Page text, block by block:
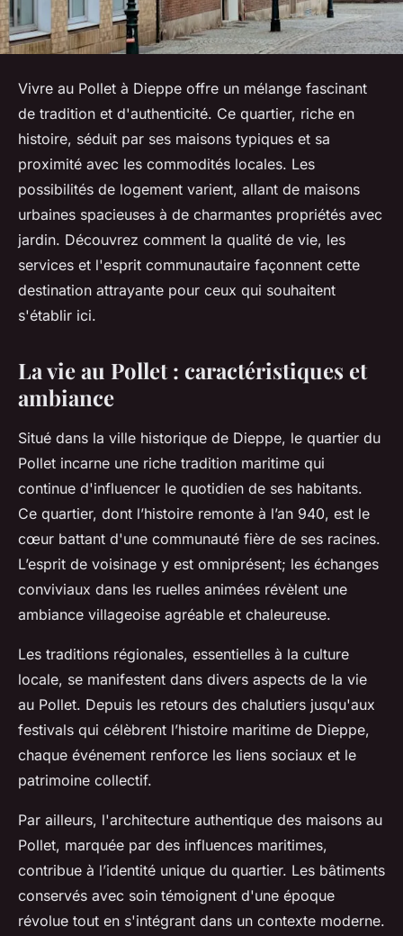
Vivre au Pollet à Dieppe offre un mélange fascinant
de tradition et d'authenticité. Ce quartier, riche en
histoire, séduit par ses maisons typiques et sa
proximité avec les commodités locales. Les
possibilités de logement varient, allant de maisons
urbaines spacieuses à de charmantes propriétés avec
jardin. Découvrez comment la qualité de vie, les
services et l'esprit communautaire façonnent cette
destination attrayante pour ceux qui souhaitent
s'établir ici.
La vie au Pollet : caractéristiques et
ambiance
Situé dans la ville historique de Dieppe, le quartier du
Pollet incarne une riche tradition maritime qui
continue d'influencer le quotidien de ses habitants.
Ce quartier, dont l’histoire remonte à l’an 940, est le
cœur battant d'une communauté fière de ses racines.
L’esprit de voisinage y est omniprésent; les échanges
conviviaux dans les ruelles animées révèlent une
ambiance villageoise agréable et chaleureuse.
Les traditions régionales, essentielles à la culture
locale, se manifestent dans divers aspects de la vie
au Pollet. Depuis les retours des chalutiers jusqu'aux
festivals qui célèbrent l’histoire maritime de Dieppe,
chaque événement renforce les liens sociaux et le
patrimoine collectif.
Par ailleurs, l'architecture authentique des maisons au
Pollet, marquée par des influences maritimes,
contribue à l’identité unique du quartier. Les bâtiments
conservés avec soin témoignent d'une époque
révolue tout en s'intégrant dans un contexte moderne.